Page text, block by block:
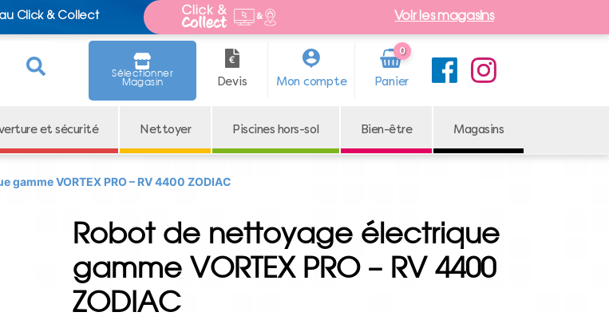
Click & Collect Voir les magasins
Sélectionner
Magasin Devis Mon compte
0
Arti
cle
et sécurité Nettoyer Piscines hors-sol Bien-être Magasins
gamme VORTEX PRO – RV 4400 ZODIAC
Robot de nettoyage électrique
gamme VORTEX PRO – RV 4400
ZODIAC